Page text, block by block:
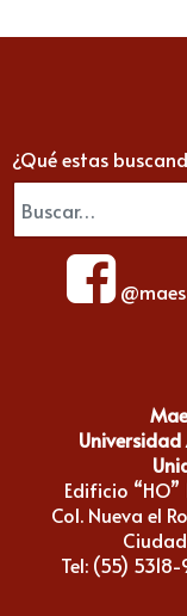
¿Qué estas
Edificio “HO”
Col. Nueva el
Tel: (55)